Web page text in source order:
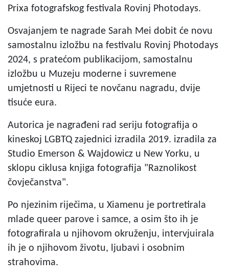
Prixa fotografskog festivala Rovinj Photodays.
Osvajanjem te nagrade Sarah Mei dobit će novu
samostalnu izložbu na festivalu Rovinj Photodays
2024, s pratećom publikacijom, samostalnu
izložbu u Muzeju moderne i suvremene
umjetnosti u Rijeci te novčanu nagradu, dvije
tisuće eura.
Autorica je nagrađeni rad seriju fotografija o
kineskoj LGBTQ zajednici izradila 2019. izradila za
Studio Emerson & Wajdowicz u New Yorku, u
sklopu ciklusa knjiga fotografija "Raznolikost
čovječanstva".
Po njezinim riječima, u Xiamenu je portretirala
mlade queer parove i samce, a osim što ih je
fotografirala u njihovom okruženju, intervjuirala
ih je o njihovom životu, ljubavi i osobnim
strahovima.